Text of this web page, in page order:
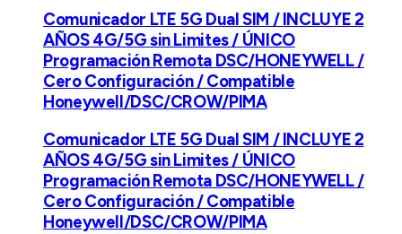
Comunicador LTE 5G Dual SIM / INCLUYE 2
AÑOS 4G/5G sin Limites / ÚNICO
Programación Remota DSC/HONEYWELL /
Cero Configuración / Compatible
Honeywell/DSC/CROW/PIMA
Comunicador LTE 5G Dual SIM / INCLUYE 2
AÑOS 4G/5G sin Limites / ÚNICO
Programación Remota DSC/HONEYWELL /
Cero Configuración / Compatible
Honeywell/DSC/CROW/PIMA